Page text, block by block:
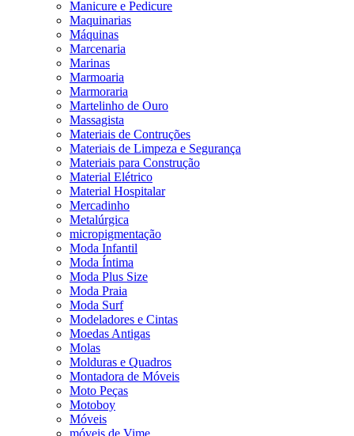
Manicure e Pedicure
Maquinarias
Máquinas
Marcenaria
Marinas
Marmoaria
Marmoraria
Martelinho de Ouro
Massagista
Materiais de Contruções
Materiais de Limpeza e Segurança
Materiais para Construção
Material Elétrico
Material Hospitalar
Mercadinho
Metalúrgica
micropigmentação
Moda Infantil
Moda Íntima
Moda Plus Size
Moda Praia
Moda Surf
Modeladores e Cintas
Moedas Antigas
Molas
Molduras e Quadros
Montadora de Móveis
Moto Peças
Motoboy
Móveis
móveis de Vime